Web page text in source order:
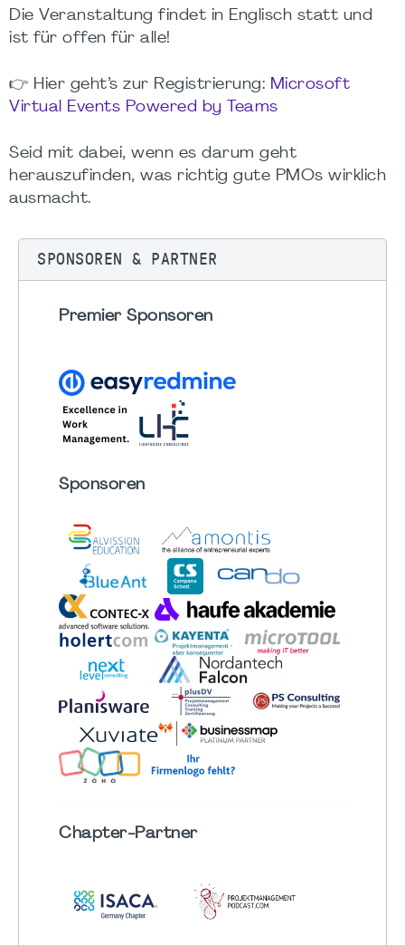
Die Veranstaltung findet in Englisch statt und
ist für offen für alle!
👉 Hier geht’s zur Registrierung: Microsoft
Virtual Events Powered by Teams
Seid mit dabei, wenn es darum geht
herauszufinden, was richtig gute PMOs wirklich
ausmacht.
SPONSOREN & PARTNER
Premier Sponsoren
Sponsoren
Chapter-Partner